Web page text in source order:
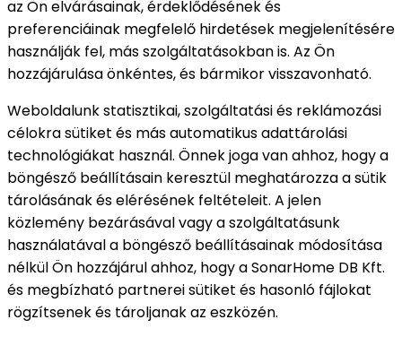
az Ön elvárásainak, érdeklődésének és
preferenciáinak megfelelő hirdetések megjelenítésére
használják fel, más szolgáltatásokban is. Az Ön
hozzájárulása önkéntes, és bármikor visszavonható.
Weboldalunk statisztikai, szolgáltatási és reklámozási
célokra sütiket és más automatikus adattárolási
technológiákat használ. Önnek joga van ahhoz, hogy a
böngésző beállításain keresztül meghatározza a sütik
tárolásának és elérésének feltételeit. A jelen
közlemény bezárásával vagy a szolgáltatásunk
használatával a böngésző beállításainak módosítása
nélkül Ön hozzájárul ahhoz, hogy a SonarHome DB Kft.
és megbízható partnerei sütiket és hasonló fájlokat
rögzítsenek és tároljanak az eszközén.